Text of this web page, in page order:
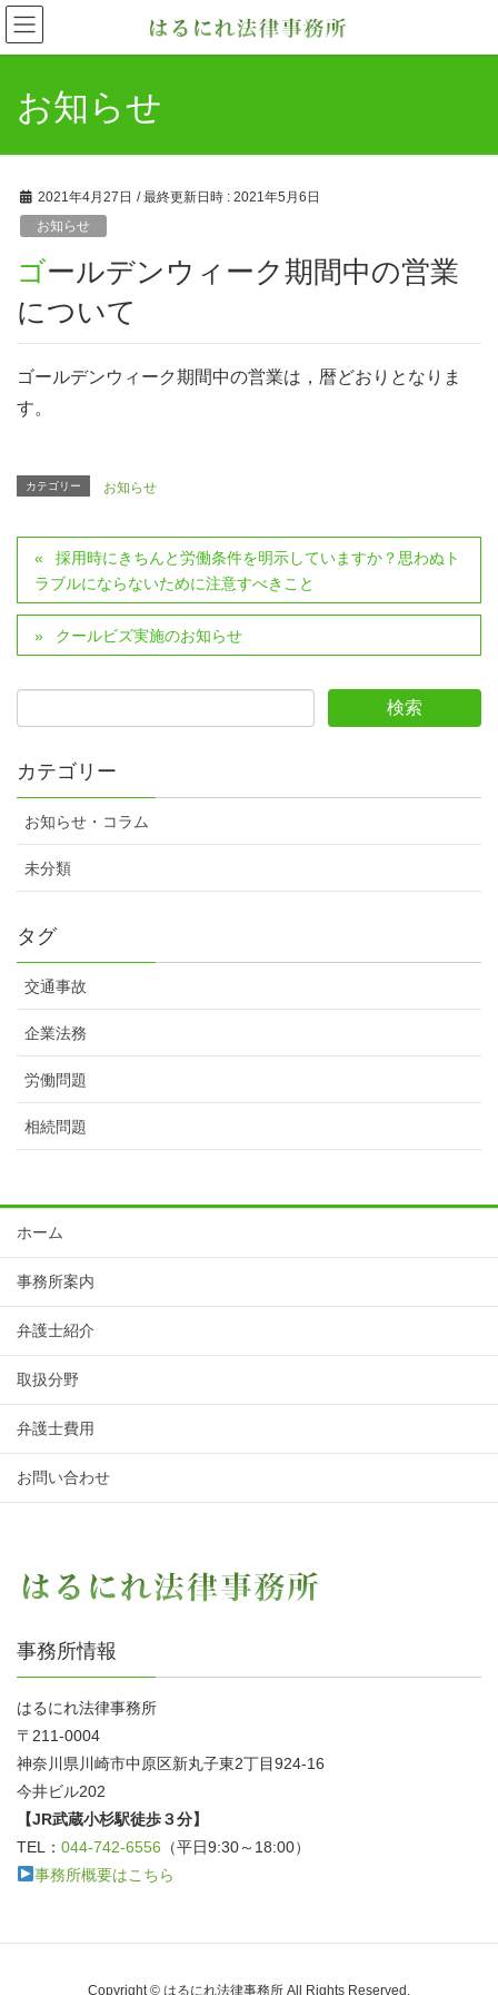
お知らせ
2021年4月27日 / 最終更新日時 : 2021年5月6日
お知らせ
ゴールデンウィーク期間中の営業
について
ゴールデンウィーク期間中の営業は，暦どおりとなりま
す。
カテゴリー お知らせ
採用時にきちんと労働条件を明示していますか？思わぬト
ラブルにならないために注意すべきこと
クールビズ実施のお知らせ
カテゴリー
お知らせ・コラム
未分類
タグ
交通事故
企業法務
労働問題
相続問題
ホーム
事務所案内
弁護士紹介
取扱分野
弁護士費用
お問い合わせ
事務所情報
はるにれ法律事務所
〒211-0004
神奈川県川崎市中原区新丸子東2丁目924-16
今井ビル202
【JR武蔵小杉駅徒歩３分】
TEL： 044-742-6556 （平日9:30～18:00）
事務所概要はこちら
Copyright © はるにれ法律事務所 All Rights Reserved.